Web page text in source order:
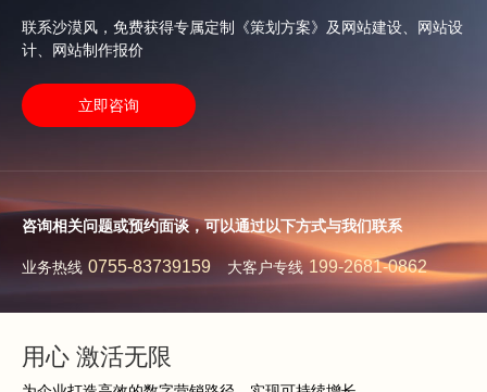
联系沙漠风，免费获得专属定制《策划方案》及网站建设、网站设
计、网站制作报价
立即咨询
咨询相关问题或预约面谈，可以通过以下方式与我们联系
业务热线 0755-83739159 大客户专线 199-2681-0862
用心 激活无限